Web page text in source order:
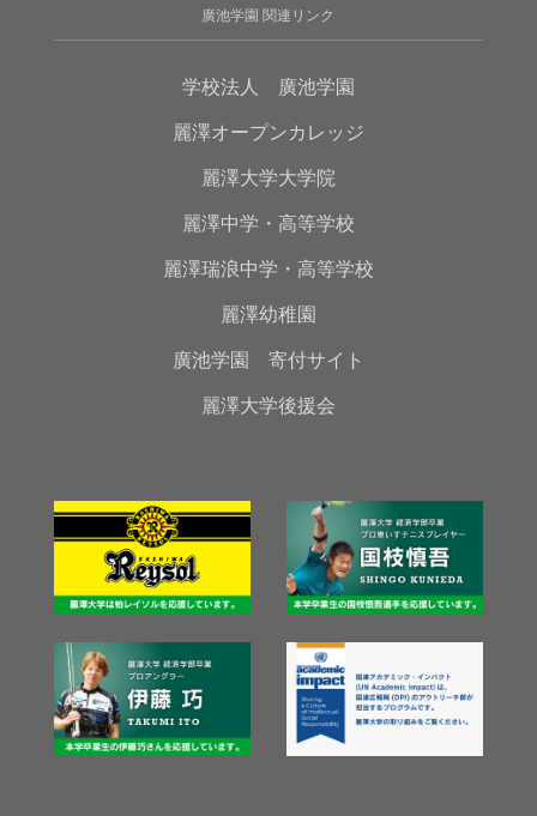
廣池学園 関連リンク
学校法人 廣池学園
麗澤オープンカレッジ
麗澤大学大学院
麗澤中学・高等学校
麗澤瑞浪中学・高等学校
麗澤幼稚園
廣池学園 寄付サイト
麗澤大学後援会